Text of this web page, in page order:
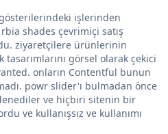
işlerinden
shades çevrimiçi satış
ziyaretçilere ürünlerinin
görsel olarak çekici
onların Contentful bunun
powr slider'ı bulmadan önce
ve hiçbiri sitenin bir
ve kullanışsız ve kullanımı